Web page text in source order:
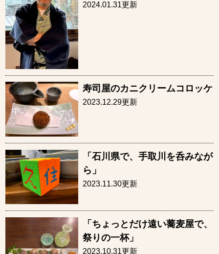
2024.01.31更新
寿司屋のカニクリームコロッケ
2023.12.29更新
「石川県で、手取川を呑みなが
ら」
2023.11.30更新
「ちょっとだけ遠い蕎麦屋で、
祭りの一杯」
2023.10.31更新